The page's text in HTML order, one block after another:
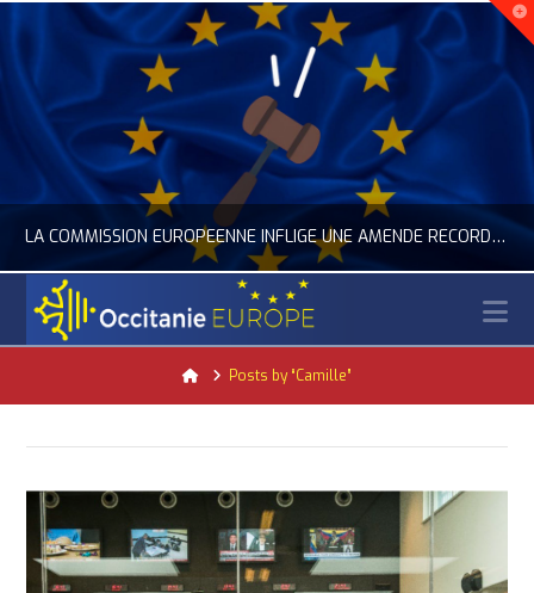
LA COMMISSION EUROPÉENNE INFLIGE UNE AMENDE RECORD À GOOGLE
ACTUALITÉ DE L'UNION EUROPÉENNE, ACTUALITÉ DE LA REPRÉSENTATION D’OCCITANIE EUROPE, NUMÉRIQUE- DIGITAL
JUILLET 24, 2026
HomePosts by “Camille”